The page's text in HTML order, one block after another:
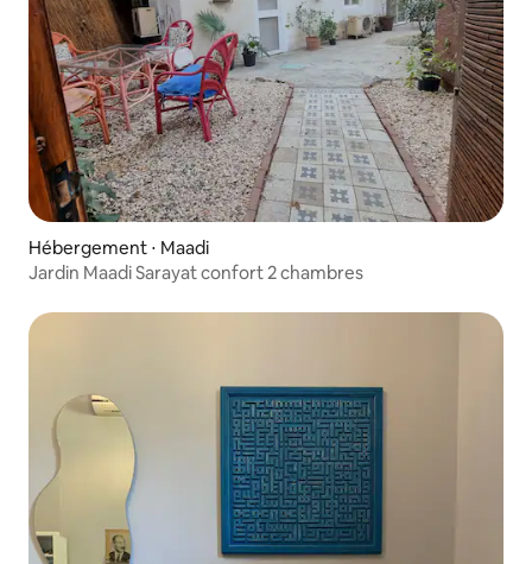
Hébergement ⋅ Maadi
Jardin Maadi Sarayat confort 2 chambres